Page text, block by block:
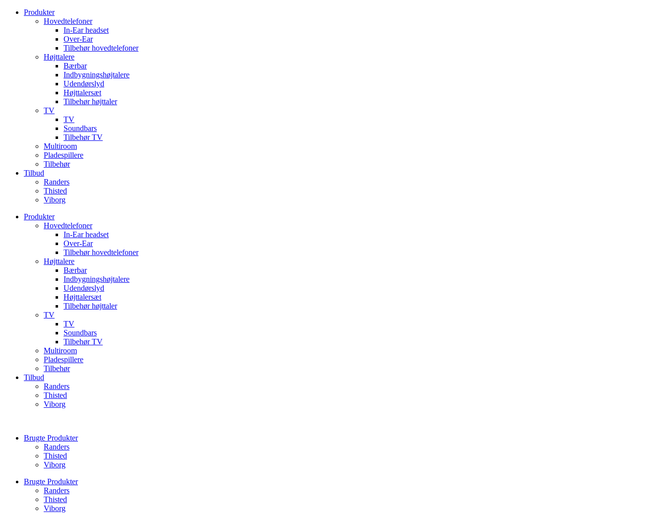
VidereProdukter
Hovedtelefoner
In-Ear headset
Over-Ear
Tilbehør hovedtelefoner
Højttalere
Bærbar
Indbygningshøjtalere
Udendørslyd
Højttalersæt
Tilbehør højttaler
TV
TV
Soundbars
Tilbehør TV
Multiroom
Pladespillere
Tilbehør
Tilbud
Randers
Thisted
Viborg
Produkter
Hovedtelefoner
In-Ear headset
Over-Ear
Tilbehør hovedtelefoner
Højttalere
Bærbar
Indbygningshøjtalere
Udendørslyd
Højttalersæt
Tilbehør højttaler
TV
TV
Soundbars
Tilbehør TV
Multiroom
Pladespillere
Tilbehør
Tilbud
Randers
Thisted
Viborg
Brugte Produkter
Randers
Thisted
Viborg
Brugte Produkter
Randers
Thisted
Viborg